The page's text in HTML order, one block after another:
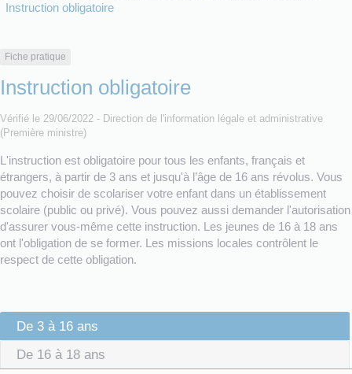
Instruction obligatoire
Fiche pratique
Instruction obligatoire
Vérifié le 29/06/2022 - Direction de l'information légale et administrative
(Première ministre)
L'instruction est obligatoire pour tous les enfants, français et
étrangers, à partir de 3 ans et jusqu'à l’âge de 16 ans révolus. Vous
pouvez choisir de scolariser votre enfant dans un établissement
scolaire (public ou privé). Vous pouvez aussi demander l'autorisation
d'assurer vous-même cette instruction. Les jeunes de 16 à 18 ans
ont l'obligation de se former. Les missions locales contrôlent le
respect de cette obligation.
De 3 à 16 ans
De 16 à 18 ans